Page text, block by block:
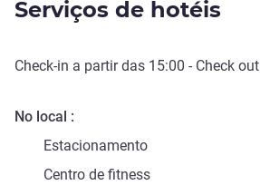
Serviços de hotéis
Check-in a partir das 15:00 - Check out
No local
Estacionamento
Centro de fitness